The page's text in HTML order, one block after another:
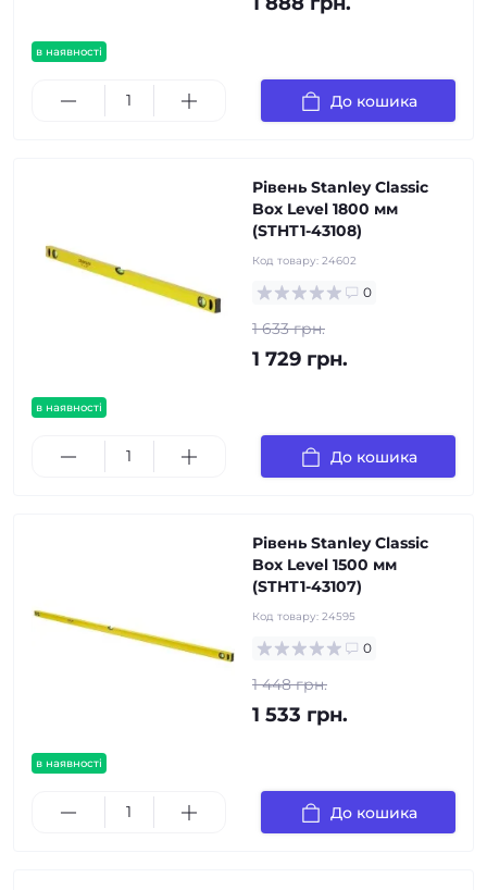
в наявності
До кошика
в наявності
Рівень Stanley Classic
Box Level 1800 мм
(STHT1-43108)
Код товару: 24602
0
1 633 грн.
1 729 грн.
До кошика
в наявності
Рівень Stanley Classic
Box Level 1500 мм
(STHT1-43107)
Код товару: 24595
0
1 448 грн.
1 533 грн.
До кошика